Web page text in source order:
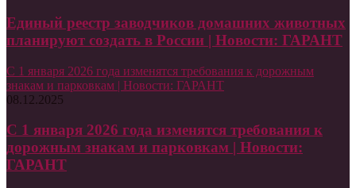
Единый реестр заводчиков домашних животных
планируют создать в России | Новости: ГАРАНТ
С 1 января 2026 года изменятся требования к дорожным
знакам и парковкам | Новости: ГАРАНТ
08.12.2025
С 1 января 2026 года изменятся требования к
дорожным знакам и парковкам | Новости:
ГАРАНТ